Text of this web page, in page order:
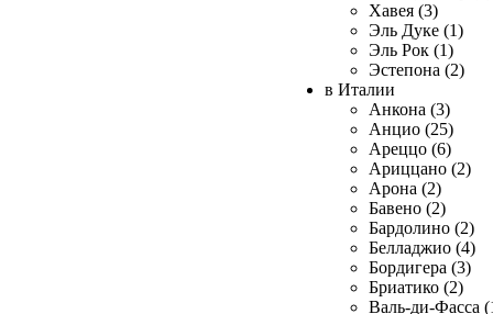
Хавея (3)
Эль Дуке (1)
Эль Рок (1)
Эстепона (2)
в Италии
Анкона (3)
Анцио (25)
Ареццо (6)
Ариццано (2)
Арона (2)
Бавено (2)
Бардолино (2)
Белладжио (4)
Бордигера (3)
Бриатико (2)
Валь-ди-Фасса